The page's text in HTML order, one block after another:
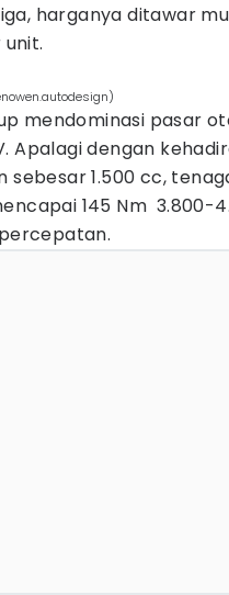
harganya ditawar
mendominasi pasar
Apalagi dengan
1.500 cc,
145 Nm 3.800-